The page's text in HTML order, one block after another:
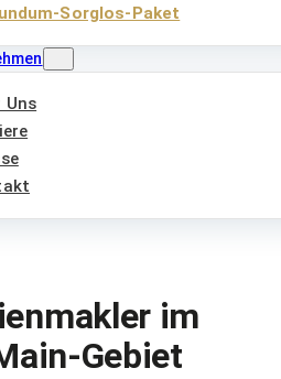
Sorglos-Paket
Uns
im
Gebiet